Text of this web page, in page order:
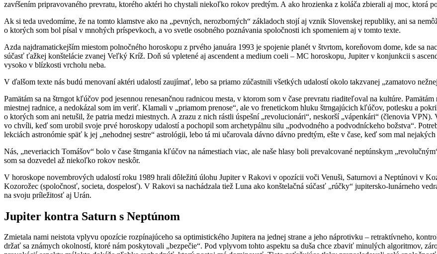
zavŕšením pripravovaného prevratu, ktorého aktéri ho chystali niekoľko rokov predtým. A ako hrozienka z koláča zbierali aj moc, ktorá
Ak si teda uvedomíme, že na tomto klamstve ako na „pevných, nerozborných“ základoch stojí aj vznik Slovenskej republiky, ani sa
o ktorých som bol písal v mnohých príspevkoch, a vo svetle osobného poznávania spoločnosti ich spomeniem aj v tomto texte.
Azda najdramatickejším miestom polnočného horoskopu z prvého januára 1993 je spojenie planét v štvrtom, koreňovom dome, kde sa
súčasť ťažkej konštelácie zvanej Veľký Kríž. Doň sú vpletené aj ascendent a medium coeli – MC horoskopu, Jupiter v konjunkcii s
vysoko v blízkosti vrcholu neba.
V ďalšom texte nás budú menovaní aktéri udalostí zaujímať, lebo sa priamo zúčastnili všetkých udalostí okolo takzvanej „zamatovo
Pamätám sa na štrngot kľúčov pod jesennou renesančnou radnicou mesta, v ktorom som v čase prevratu riaditeľoval na kultúre.
miestnej radnice, a nedokázal som im veriť. Klamali v „priamom prenose“, ale vo frenetickom hluku štrngajúcich kľúčov, potlesku a
o ktorých som ani netušil, že patria medzi miestnych. A zrazu z nich rástli úspešní „revolucionári“, neskorší „vápenkári“ (členovia
vo chvíli, keď som urobil svoje prvé horoskopy udalostí a pochopil som archetypálnu silu „podvodného a podvodníckeho božstva“.
lekciách astronómie späť k jej „nehodnej sestre“ astrológii, lebo tá mi učarovala dávno dávno predtým, ešte v čase, keď som mal
Nás, „neveriacich Tomášov“ bolo v čase štrngania kľúčov na námestiach viac, ale naše hlasy boli prevalcované neptúnskym
som sa dozvedel až niekoľko rokov neskôr.
V horoskope novembrových udalostí roku 1989 hrali dôležitú úlohu Jupiter v Rakovi v opozícii voči Venuši, Saturnovi a Neptúnovi v
Kozorožec (spoločnosť, societa, dospelosť). V Rakovi sa nachádzala tiež Luna ako konštelačná súčasť „rúčky“ jupitersko-lunárneho
na svoju príležitosť aj Urán.
Jupiter kontra Saturn s Neptúnom
Zmietala nami neistota vplyvu opozície rozpínajúceho sa optimistického Jupitera na jednej strane a jeho náprotivku – retraktívneho,
držať sa známych okolností, ktoré nám poskytovali „bezpečie“. Pod vplyvom tohto aspektu sa duša chce zbaviť minulých algoritmov,